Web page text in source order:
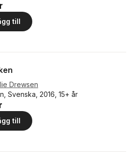
till
Drewsen
Svenska, 2016, 15+ år
till